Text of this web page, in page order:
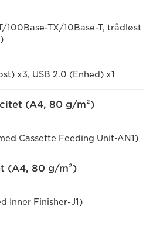
100Base-TX/10Base-T, trådløst
x3, USB 2.0 (Enhed) x1
(A4, 80 g/m²)
Cassette Feeding Unit-AN1)
(A4, 80 g/m²)
Inner Finisher-J1)